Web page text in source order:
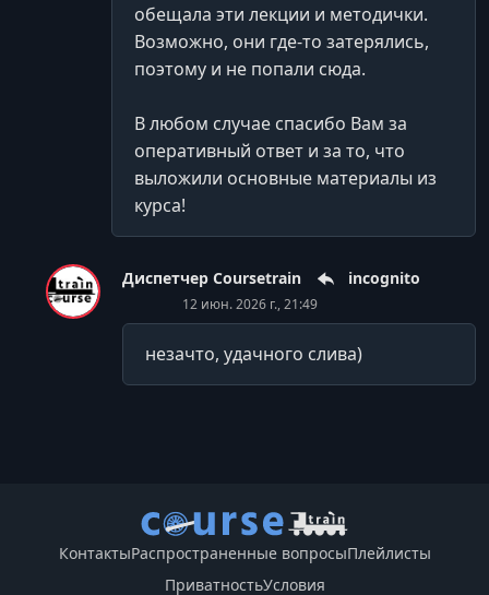
обещала эти лекции и методички.
Возможно, они где-то затерялись,
поэтому и не попали сюда.
В любом случае спасибо Вам за
оперативный ответ и за то, что
выложили основные материалы из
курса!
Диспетчер Coursetrain incognito
12 июн. 2026 г., 21:49
незачто, удачного слива)
КонтактыРаспространенные вопросыПлейлисты
ПриватностьУсловия